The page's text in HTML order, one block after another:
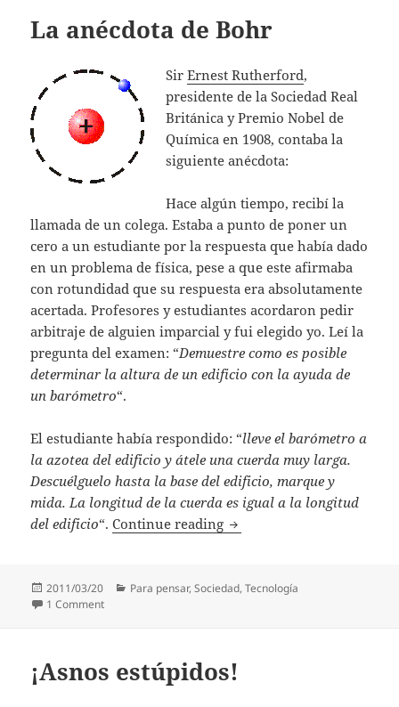
La anécdota de Bohr
SirErnest Rutherford,
presidente de la Sociedad Real
Británica y Premio Nobel de
Química en 1908, contaba la
siguiente anécdota:
Hace algún tiempo, recibí la
llamada de un colega. Estaba a punto de poner un
cero a un estudiante por la respuesta que había dado
en un problema de física, pese a que este afirmaba
con rotundidad que su respuesta era absolutamente
acertada. Profesores y estudiantes acordaron pedir
arbitraje de alguien imparcial y fui elegido yo. Leí la
pregunta del examen: “Demuestre como es posible
determinar la altura de un edificio con la ayuda de
un barómetro“.
El estudiante había respondido: “lleve el barómetro a
la azotea del edificio y átele una cuerda muy larga.
Descuélguelo hasta la base del edificio, marque y
mida. La longitud de la cuerda es igual a la longitud
del edificio“.Continue reading La anécdota de Bohr
Posted
on
2011/03/20 Categories
Para pensar,Sociedad,Tecnología
1 Commenton La anécdota de Bohr
¡Asnos estúpidos!